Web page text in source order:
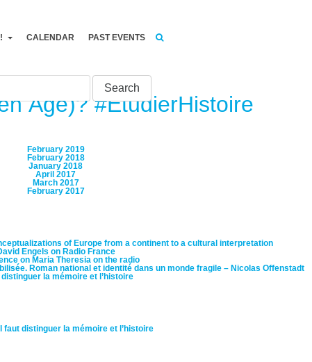
CALENDAR PAST EVENTS
Âge)? #EtudierHistoire
du Luxembourg vous invite à discuter sur l’importance des
February 2019
February 2018
January 2018
April 2017
March 2017
February 2017
of Europe from a continent to a cultural interpretation
Engels on Radio France
on Maria Theresia on the radio
Roman national et identité dans un monde fragile – Nicolas Offenstadt
distinguer la mémoire et l’histoire
Il faut distinguer la mémoire et l’histoire